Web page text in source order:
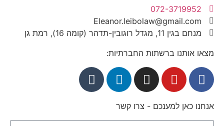
072-3719952
Eleanor.leibolaw@gmail.com
מנחם בגין 11, מגדל רוגובין-תדהר (קומה 16), רמת גן
מצאו אותנו ברשתות החברתיות:
אנחנו כאן למענכם - צרו קשר